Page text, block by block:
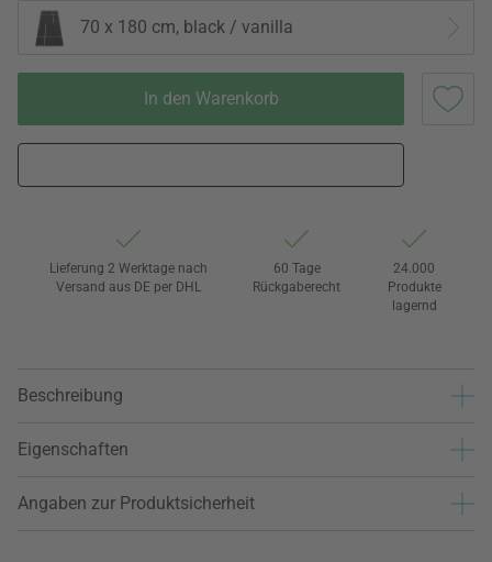
70 x 180 cm, black / vanilla
In den Warenkorb
Lieferung 2 Werktage nach
Versand aus DE per DHL
60 Tage
Rückgaberecht
24.000
Produkte
lagernd
Beschreibung
Eigenschaften
Angaben zur Produktsicherheit